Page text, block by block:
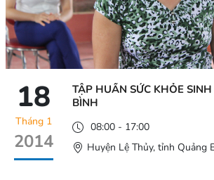
18
Tháng 1
2014
TẬP HUẤN SỨC KHỎE
BÌNH
08:00 - 17:00
Huyện Lệ Thủy, tỉnh Quảng